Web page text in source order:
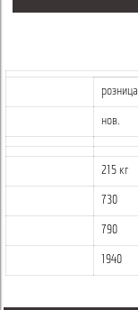
розница
нов.
215 кг
730
790
1940